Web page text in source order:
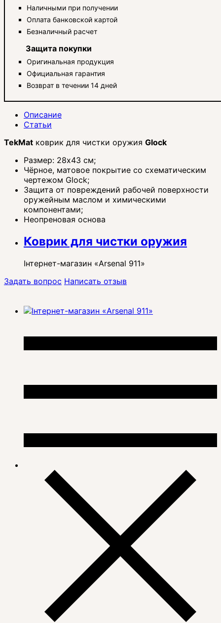
Наличными при получении
Оплата банковской картой
Безналичный расчет
Защита покупки
Оригинальная продукция
Официальная гарантия
Возврат в течении 14 дней
Описание
Статьи
TekMat коврик для чистки оружия Glock
Размер: 28x43 см;
Чёрное, матовое покрытие со схематическим
чертежом Glock;
Защита от повреждений рабочей поверхности
оружейным маслом и химическими
компонентами;
Неопреновая основа
Коврик для чистки оружия
Інтернет-магазин «Arsenal 911»
Задать вопрос Написать отзыв